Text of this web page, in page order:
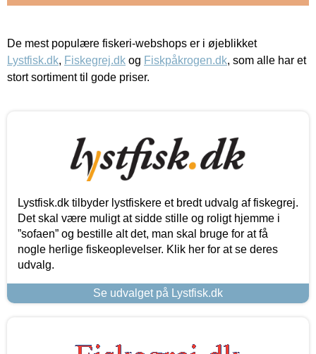
De mest populære fiskeri-webshops er i øjeblikket
Lystfisk.dk, Fiskegrej.dk og Fiskpåkrogen.dk, som alle har et
stort sortiment til gode priser.
Lystfisk.dk tilbyder lystfiskere et bredt udvalg af fiskegrej.
Det skal være muligt at sidde stille og roligt hjemme i
”sofaen” og bestille alt det, man skal bruge for at få
nogle herlige fiskeoplevelser. Klik her for at se deres
udvalg.
Se udvalget på Lystfisk.dk